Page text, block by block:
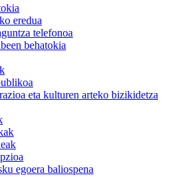
eredua
telefonoa
behatokia
eta kulturen arteko bizikidetza
egoera baliospena